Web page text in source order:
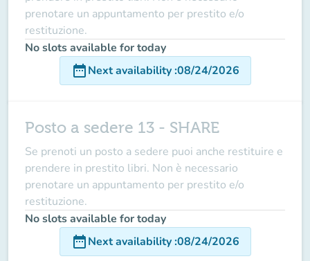
prenotare un appuntamento per prestito e/o
restituzione.
No slots available for today
date_rangeNext availability:08/24/2026
Posto a sedere 13 - SHARE
Se prenoti un posto a sedere puoi anche restituire e
prendere in prestito libri. Non è necessario
prenotare un appuntamento per prestito e/o
restituzione.
No slots available for today
date_rangeNext availability:08/24/2026